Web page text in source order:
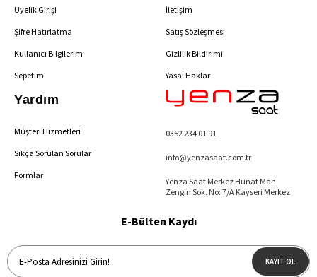
Üyelik Girişi
Şifre Hatırlatma
Kullanıcı Bilgilerim
Sepetim
İletişim
Satış Sözleşmesi
Gizlilik Bildirimi
Yasal Haklar
Yardım
Müşteri Hizmetleri
Sıkça Sorulan Sorular
Formlar
0352 234 01 91
info@yenzasaat.com.tr
Yenza Saat Merkez Hunat Mah.
Zengin Sok. No: 7/A Kayseri Merkez
E-Bülten Kaydı
KAYIT OL